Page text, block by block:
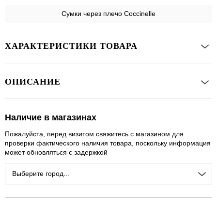
Сумки через плечо Coccinelle
ХАРАКТЕРИСТИКИ ТОВАРА
ОПИСАНИЕ
Наличие в магазинах
Пожалуйста, перед визитом свяжитесь с магазином для
проверки фактического наличия товара, поскольку информация
может обновляться с задержкой
Выберите город...